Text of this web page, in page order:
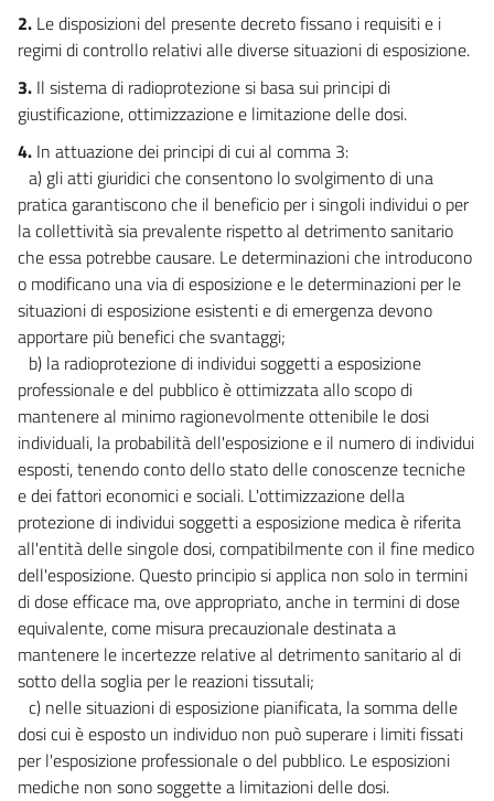
85
86
87
88
89
90
91
92
93
94
95
96
97
98
99
100
101
Titolo X
SICUREZZA DEGLI IMPIANTI NUCLEARI E DEGLI IMPIANTI DI GESTIONE DEL
COMBUSTIBILE ESAURITO E DEI RIFIUTI RADIOATTIVI
102
103
104
105
2. Le disposizioni del presente decreto fissano i requisiti e i
regimi di controllo relativi alle diverse situazioni di esposizione.
3. Il sistema di radioprotezione si basa sui principi di
giustificazione, ottimizzazione e limitazione delle dosi.
4. In attuazione dei principi di cui al comma 3:
a) gli atti giuridici che consentono lo svolgimento di una
pratica garantiscono che il beneficio per i singoli individui o per
la collettività sia prevalente rispetto al detrimento sanitario
che essa potrebbe causare. Le determinazioni che introducono
o modificano una via di esposizione e le determinazioni per le
situazioni di esposizione esistenti e di emergenza devono
apportare più benefici che svantaggi;
b) la radioprotezione di individui soggetti a esposizione
professionale e del pubblico è ottimizzata allo scopo di
mantenere al minimo ragionevolmente ottenibile le dosi
individuali, la probabilità dell'esposizione e il numero di individui
esposti, tenendo conto dello stato delle conoscenze tecniche
e dei fattori economici e sociali. L'ottimizzazione della
protezione di individui soggetti a esposizione medica è riferita
all'entità delle singole dosi, compatibilmente con il fine medico
dell'esposizione. Questo principio si applica non solo in termini
di dose efficace ma, ove appropriato, anche in termini di dose
equivalente, come misura precauzionale destinata a
mantenere le incertezze relative al detrimento sanitario al di
sotto della soglia per le reazioni tissutali;
c) nelle situazioni di esposizione pianificata, la somma delle
dosi cui è esposto un individuo non può superare i limiti fissati
per l'esposizione professionale o del pubblico. Le esposizioni
mediche non sono soggette a limitazioni delle dosi.